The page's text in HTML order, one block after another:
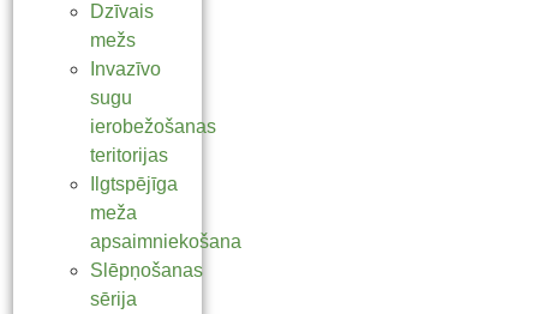
Dzīvais
mežs
Invazīvo
sugu
ierobežošanas
teritorijas
Ilgtspējīga
meža
apsaimniekošana
Slēpņošanas
sērija